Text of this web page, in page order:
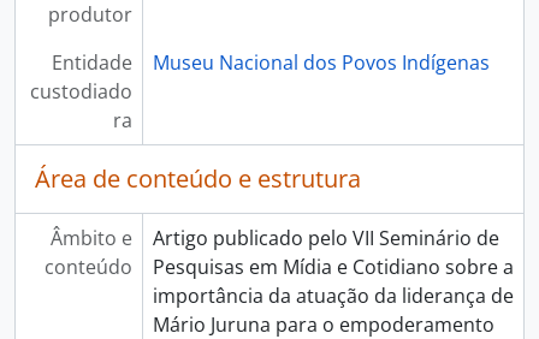
produtor
Entidade
custodiado
ra
Museu Nacional dos Povos Indígenas
Área de conteúdo e estrutura
Âmbito e
conteúdo
Artigo publicado pelo VII Seminário de
Pesquisas em Mídia e Cotidiano sobre a
importância da atuação da liderança de
Mário Juruna para o empoderamento